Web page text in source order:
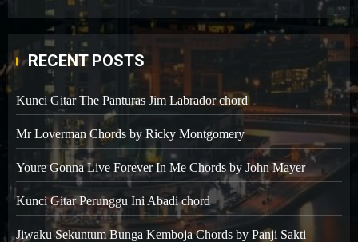
RECENT POSTS
Kunci Gitar The Panturas Jim Labrador chord
Mr Loverman Chords by Ricky Montgomery
Youre Gonna Live Forever In Me Chords by John Mayer
Kunci Gitar Perunggu Ini Abadi chord
Jiwaku Sekuntum Bunga Kemboja Chords by Panji Sakti